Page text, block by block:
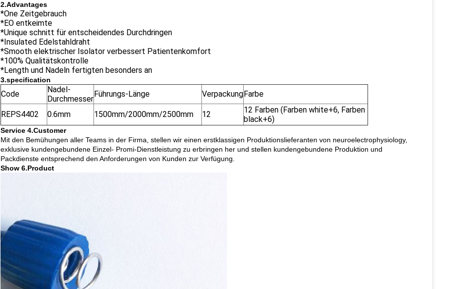
2.Advantages
*One Zeitgebrauch
*EO entkeimte
*Unique schnitt für entscheidendes Durchdringen
*Insulated Edelstahldraht
*Smooth elektrischer Isolator verbessert Patientenkomfort
*100% Qualitätskontrolle
*Length und Nadeln fertigten besonders an
3.specification
Code
Nadel-
Durchmesser
Führungs-Länge VerpackungFarbe
REPS4402 0.6mm 1500mm/2000mm/2500mm 12
12 Farben (Farben white+6, Farben
black+6)
Service 4.Customer
Mit den Bemühungen aller Teams in der Firma, stellen wir einen erstklassigen Produktionslieferanten von neuroelectrophysiology,
exklusive kundengebundene Einzel- Promi-Dienstleistung zu erbringen her und stellen kundengebundene Produktion und
Packdienste entsprechend den Anforderungen von Kunden zur Verfügung.
Show 6.Product